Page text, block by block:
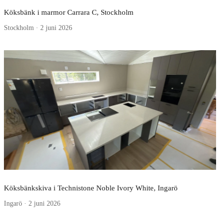
Köksbänk i marmor Carrara C, Stockholm
Stockholm · 2 juni 2026
Köksbänkskiva i Technistone Noble Ivory White, Ingarö
Ingarö · 2 juni 2026